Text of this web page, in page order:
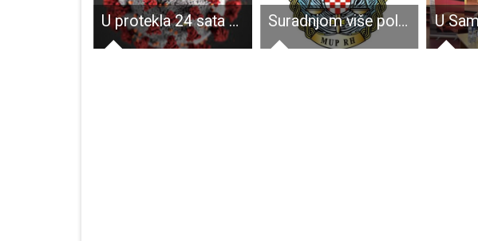
U protekla 24 sata u županiji je 16 novooboljelih od COVID-19, najviše u Gospiću, 10 Suradnjom više policijskih uprava otkriven muškarac koji je osumnjičen za počinjenje 17 kaznenih djela prijevare